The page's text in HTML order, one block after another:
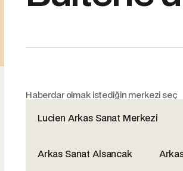
Haberdar olmak istediğin merkezi seç
Lucien Arkas Sanat Merkezi
Arkas Sanat Alsancak